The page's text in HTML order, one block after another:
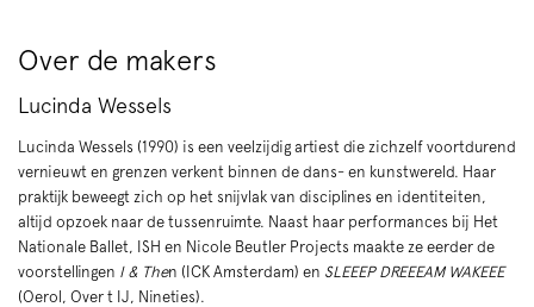
Over de makers
Lucinda Wessels
Lucinda Wessels (1990) is een veelzijdig artiest die zichzelf voortdurend
vernieuwt en grenzen verkent binnen de dans- en kunstwereld. Haar
praktijk beweegt zich op het snijvlak van disciplines en identiteiten,
altijd opzoek naar de tussenruimte. Naast haar performances bij Het
Nationale Ballet, ISH en Nicole Beutler Projects maakte ze eerder de
voorstellingen I & Then (ICK Amsterdam) en SLEEEP DREEEAM WAKEEE
(Oerol, Over t IJ, Nineties).